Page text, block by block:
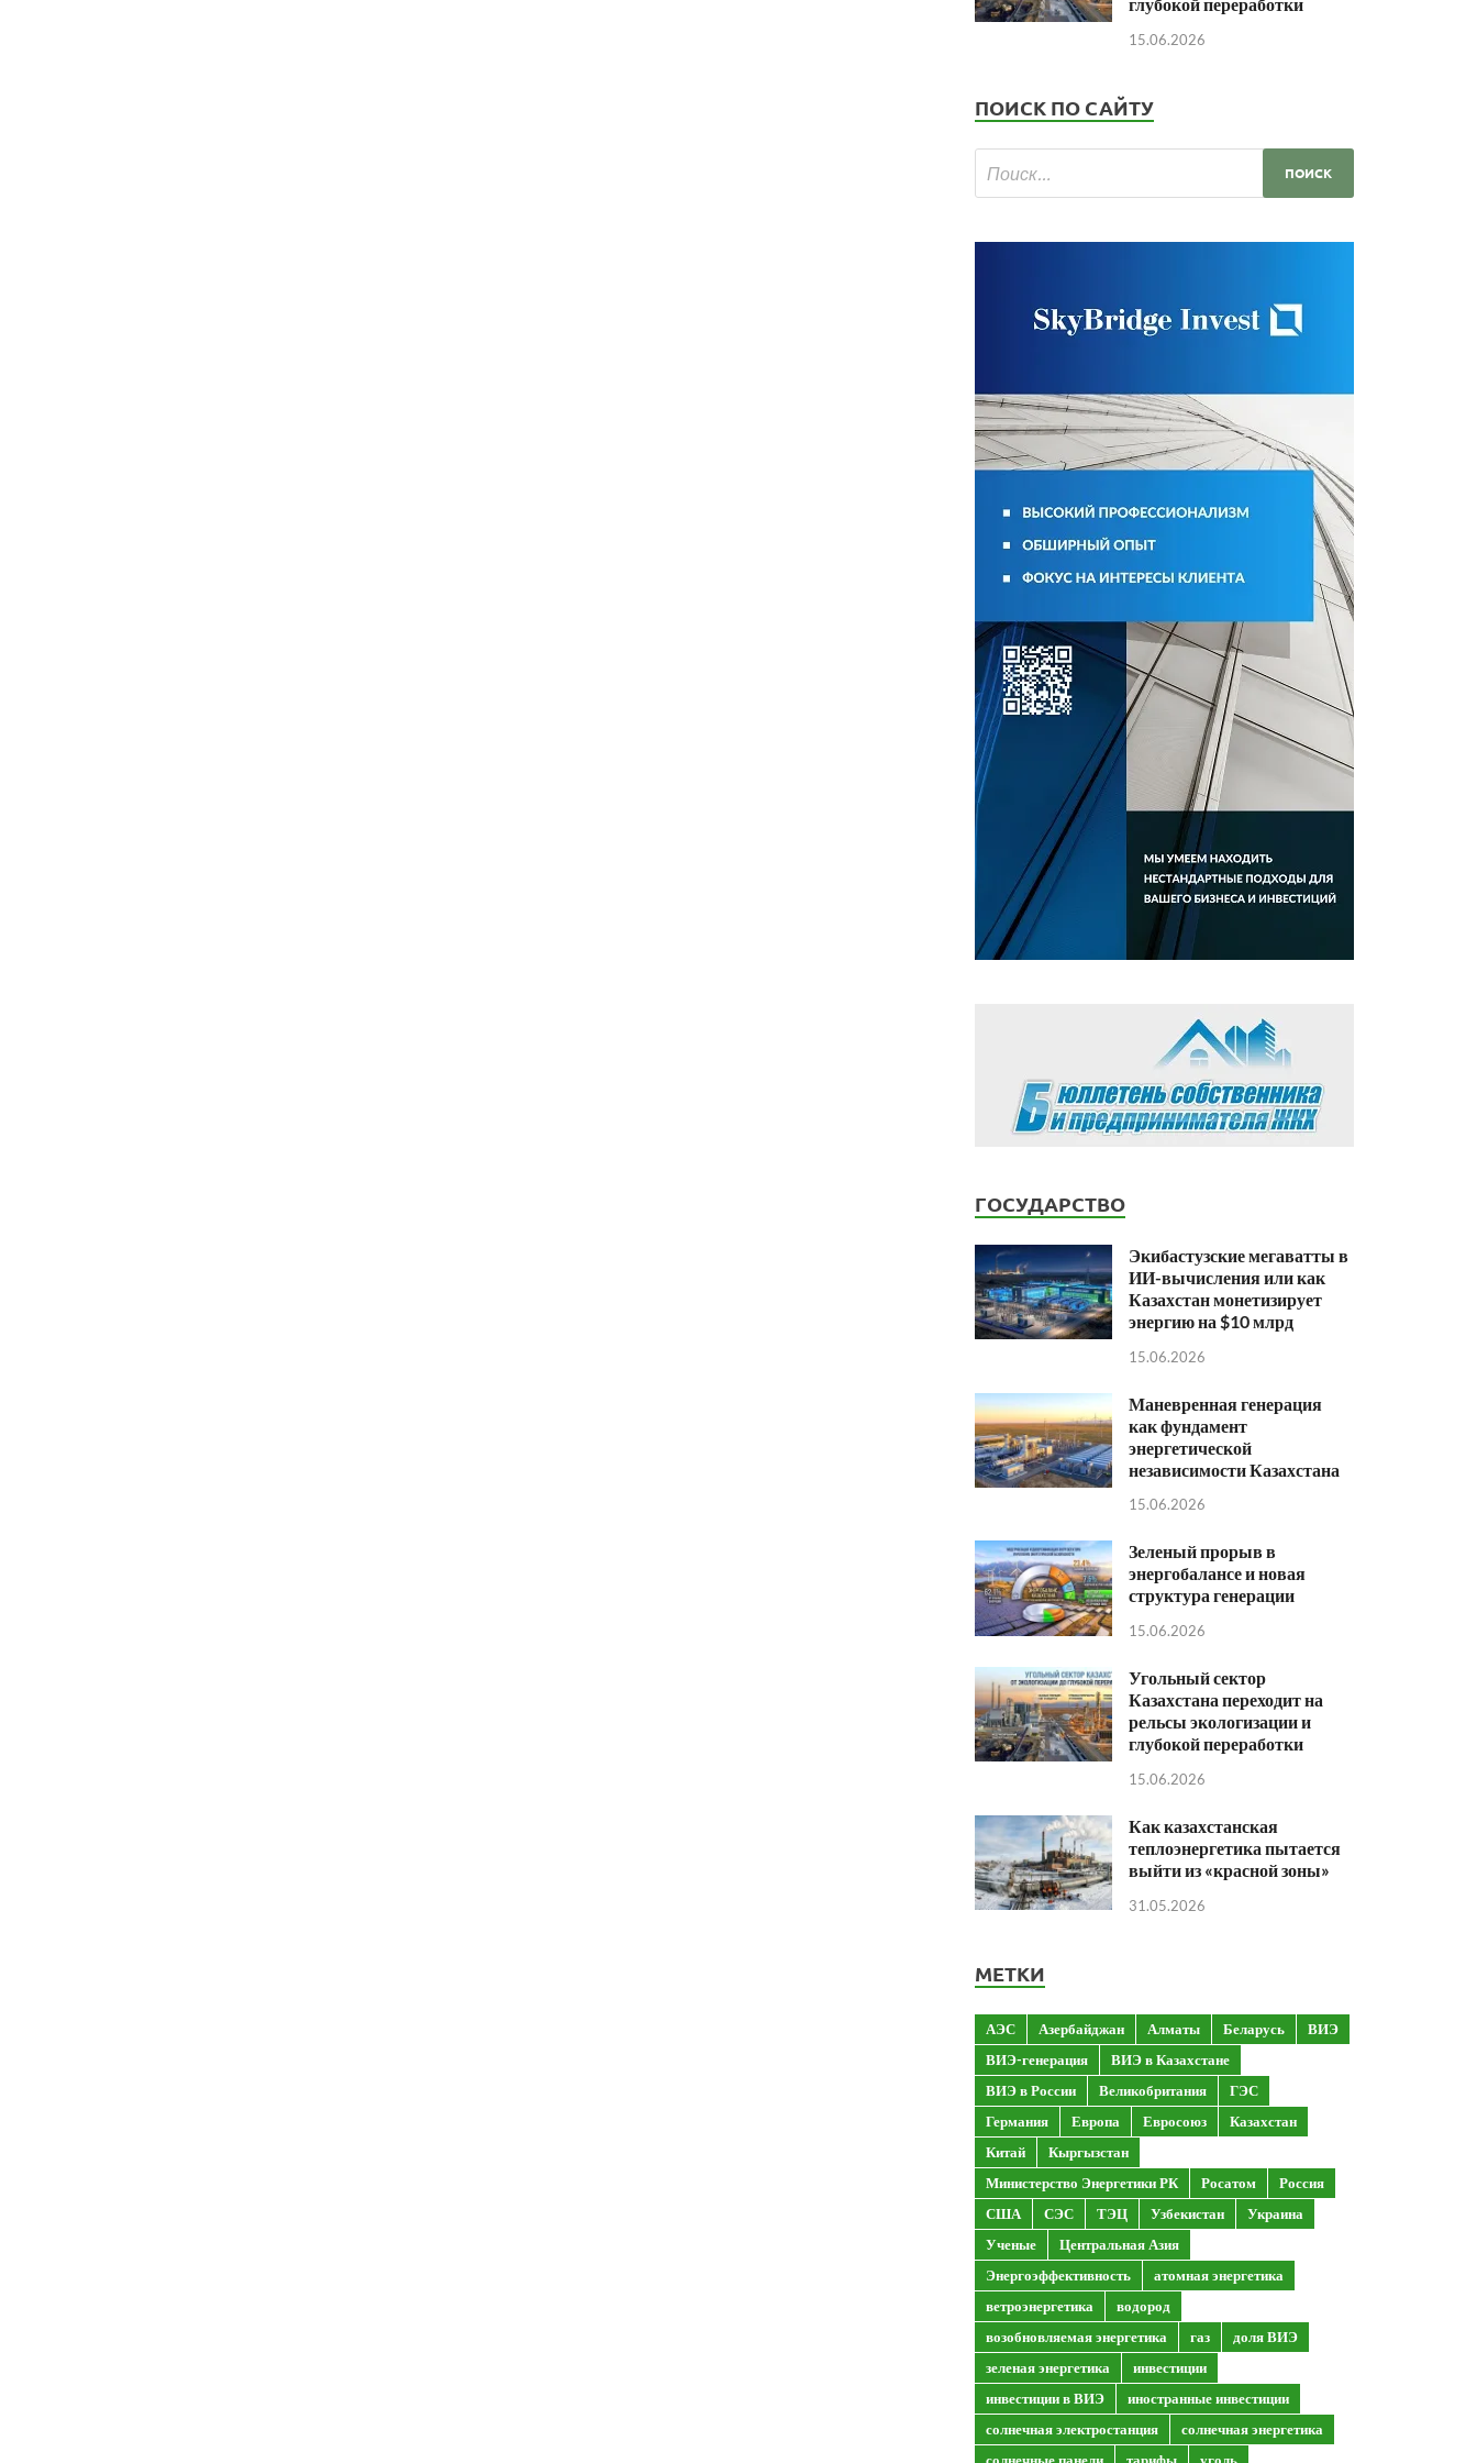
15.06.2026
ПОИСК ПО САЙТУ
ГОСУДАРСТВО
Экибастузские мегаватты в
ИИ-вычисления или как
Казахстан монетизирует
энергию на $10 млрд
15.06.2026
Маневренная генерация
как фундамент
энергетической
независимости Казахстана
15.06.2026
Зеленый прорыв в
энергобалансе и новая
структура генерации
15.06.2026
Угольный сектор
Казахстана переходит на
рельсы экологизации и
глубокой переработки
15.06.2026
Как казахстанская
теплоэнергетика пытается
выйти из «красной зоны»
31.05.2026
МЕТКИ
АЭС Азербайджан Алматы Беларусь
ВИЭ
ВИЭ-генерация
ВИЭ в Казахстане
ВИЭ в России
Великобритания
ГЭС
Германия
Европа Евросоюз
Казахстан
Китай
Кыргызстан
Министерство Энергетики РК
Росатом
Россия
США
СЭС ТЭЦ Узбекистан
Украина
Ученые
Центральная Азия
Энергоэффективность
атомная энергетика
ветроэнергетика
водород
возобновляемая энергетика
газ
доля ВИЭ
зеленая энергетика
инвестиции
инвестиции в ВИЭ
иностранные инвестиции
солнечная электростанция
солнечная энергетика
солнечные панели
тарифы уголь